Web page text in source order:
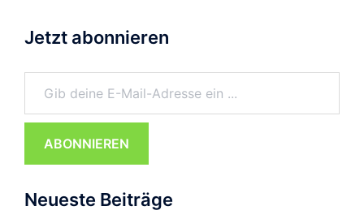
Jetzt abonnieren
Gib deine E-Mail-Adresse ein ...
ABONNIEREN
Neueste Beiträge